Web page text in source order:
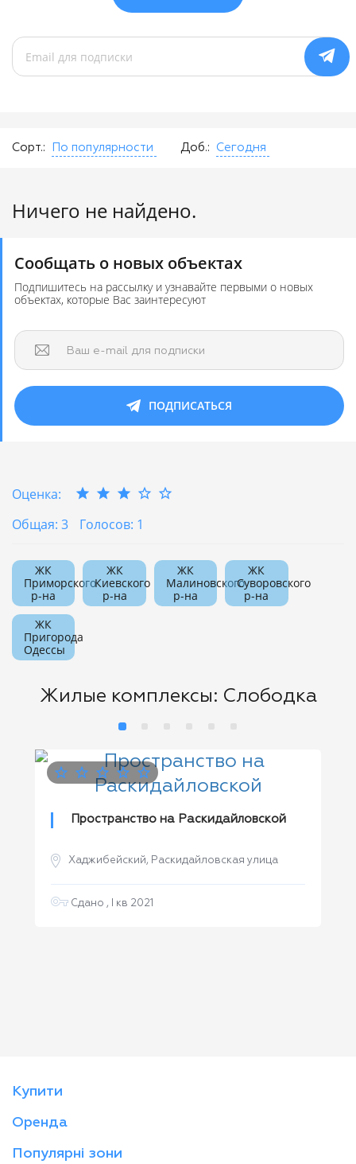
Сорт.: По популярности Доб.: Сегодня
Ничего не найдено.
Сообщать о новых объектах
Подпишитесь на рассылку и узнавайте первыми о новых
объектах, которые Вас заинтересуют
Ваш e-mail для подписки
ПОДПИСАТЬСЯ
Оценка:
Общая: 3
Голосов: 1
ЖК
Приморского
р-на
ЖК
Киевского
р-на
ЖК
Малиновского
р-на
ЖК
Суворовского
р-на
ЖК
Пригорода
Одессы
Жилые комплексы: Слободка
Пространство на Раскидайловской
Хаджибейский, Раскидайловская улица
Сдано , I кв 2021
Купити
Оренда
Популярні зони